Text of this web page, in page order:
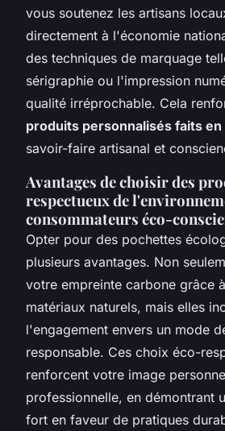
vous soutenez les artisans
directement à l'économie
des techniques de marquage
sérigraphie ou l'impression
qualité irréprochable. Cela
produits personnalisés faits en
savoir-faire artisanal et
Avantages de choisir des
respectueux de
consommateurs éco-
Opter pour des pochettes
plusieurs avantages. Non
votre empreinte carbone grâce
matériaux naturels, mais elles
l'engagement envers un mode
responsable. Ces choix éco-
renforcent votre image
professionnelle, en démontrant
fort en faveur de pratiques